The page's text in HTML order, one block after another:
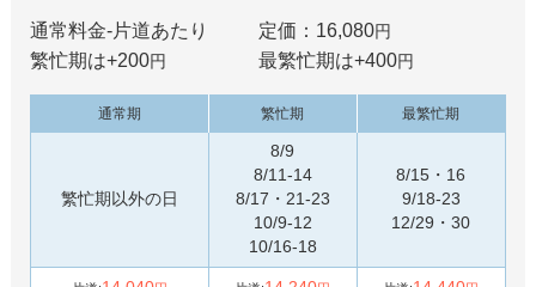
通常料金-片道あたり 定価：16,080円
繁忙期は+200円 最繁忙期は+400円
通常期 繁忙期 最繁忙期
繁忙期以外の日
8/9
8/11-14
8/17・21-23
10/9-12
10/16-18
8/15・16
9/18-23
12/29・30